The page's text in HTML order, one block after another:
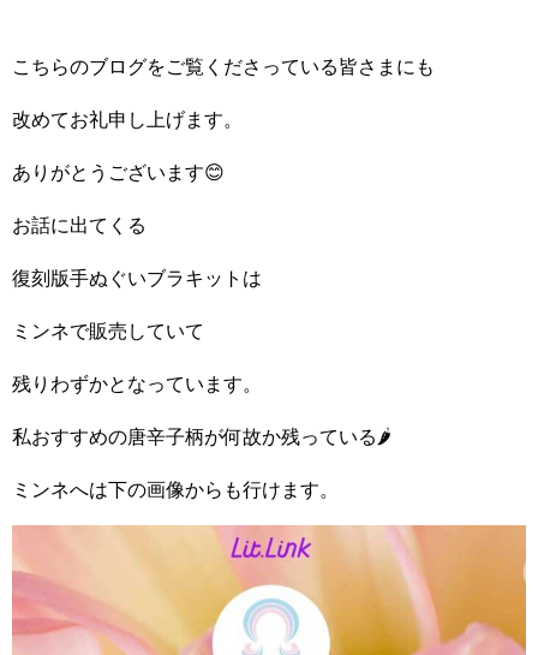
こちらのブログをご覧くださっている皆さまにも
改めてお礼申し上げます。
ありがとうございます😊
お話に出てくる
復刻版手ぬぐいブラキットは
ミンネで販売していて
残りわずかとなっています。
私おすすめの唐辛子柄が何故か残っている🌶️
ミンネへは下の画像からも行けます。